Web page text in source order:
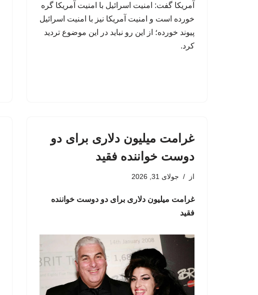
آمریکا گفت: امنیت اسرائیل با امنیت آمریکا گره
خورده است و امنیت آمریکا نیز با امنیت اسرائیل
پیوند خورده؛ از این رو نباید در این موضوع تردید
کرد.
غرامت میلیون دلاری برای دو
دوست خواننده فقید
از جولای 31, 2026
غرامت میلیون دلاری برای دو دوست خواننده
فقید